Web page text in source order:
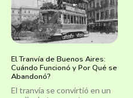
El Tranvía de Buenos Aires:
Cuándo Funcionó y Por Qué se
Abandonó?
El tranvía se convirtió en un